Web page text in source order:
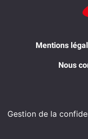
Mentions
Nous
Gestion de la